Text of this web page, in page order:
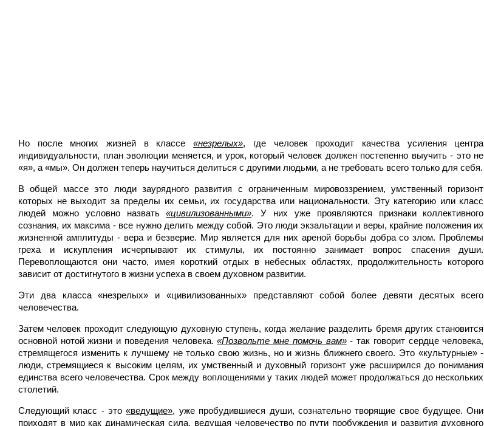
Но после многих жизней в классе«незрелых», где человек проходит качества усиления центра
индивидуальности, план эволюции меняется, и урок, который человек должен постепенно выучить - это не
«я», а «мы». Он должен теперь научиться делиться с другими людьми, а не требовать всего только для себя.
В общей массе это люди заурядного развития с ограниченным мировоззрением, умственный горизонт
которых не выходит за пределы их семьи, их государства или национальности. Эту категорию или класс
людей можно условно назвать«цивилизованными». У них уже проявляются признаки коллективного
сознания, их максима - все нужно делить между собой. Это люди экзальтации и веры, крайние положения их
жизненной амплитуды - вера и безверие. Мир является для них ареной борьбы добра со злом. Проблемы
греха и искупления исчерпывают их стимулы, их постоянно занимает вопрос спасения души.
Перевоплощаются они часто, имея короткий отдых в небесных областях, продолжительность которого
зависит от достигнутого в жизни успеха в своем духовном развитии.
Эти два класса «незрелых» и «цивилизованных» представляют собой более девяти десятых всего
человечества.
Затем человек проходит следующую духовную ступень, когда желание разделить бремя других становится
основной нотой жизни и поведения человека.«Позвольте мне помочь вам»- так говорит сердце человека,
стремящегося изменить к лучшему не только свою жизнь, но и жизнь ближнего своего. Это «культурные» -
люди, стремящиеся к высоким целям, их умственный и духовный горизонт уже расширился до понимания
единства всего человечества. Срок между воплощениями у таких людей может продолжаться до нескольких
столетий.
Следующий класс - это«ведущие», уже пробудившиеся души, сознательно творящие свое будущее. Они
приходят в мир как динамическая сила, ведущая человечество по пути пробуждения и развития духовного